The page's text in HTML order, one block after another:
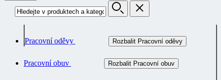
Pracovní oděvy Rozbalit Pracovní oděvy
Pracovní obuv Rozbalit Pracovní obuv